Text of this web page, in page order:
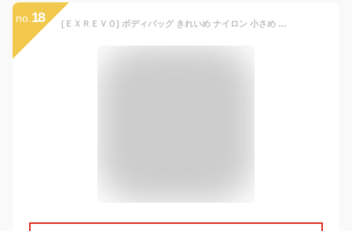
no. 18 [ＥＸＲＥＶＯ] ボディバッグ きれいめ ナイロン 小さめ 大容量 プール ラウンドバッグ カートバッグ キッズ スマホポーチ ワンショルダーバッ [スモーキーピンク]